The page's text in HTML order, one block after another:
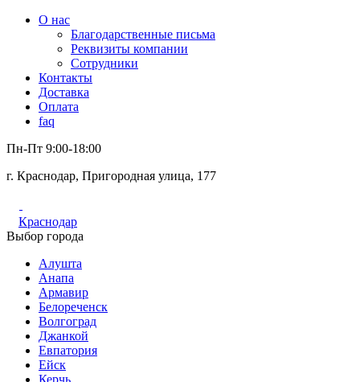
О нас
Благодарственные письма
Реквизиты компании
Сотрудники
Контакты
Доставка
Оплата
faq
Пн-Пт 9:00-18:00
г. Краснодар, Пригородная улица, 177
Краснодар
Выбор города
Алушта
Анапа
Армавир
Белореченск
Волгоград
Джанкой
Евпатория
Ейск
Керчь